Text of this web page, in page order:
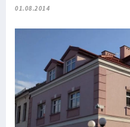
01.08.2014